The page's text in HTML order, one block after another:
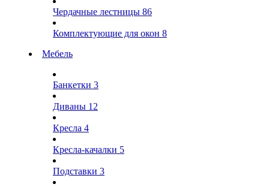
Чердачные лестницы 86
Комплектующие для окон 8
Мебель
Банкетки 3
Диваны 12
Кресла 4
Кресла-качалки 5
Подставки 3